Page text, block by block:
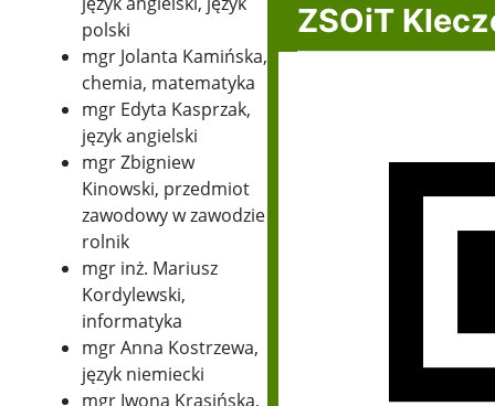
ZSOiT
polski
mgr Jolanta Kamińska,
chemia, matematyka
mgr Edyta Kasprzak,
język angielski
mgr Zbigniew
Kinowski, przedmiot
zawodowy w zawodzie
rolnik
mgr inż. Mariusz
Kordylewski,
informatyka
mgr Anna Kostrzewa,
język niemiecki
mgr Iwona Krasińska,